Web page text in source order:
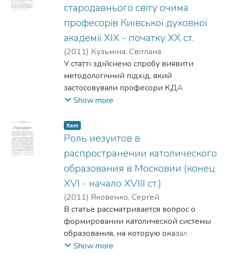
стародавнього світу очима
професорів Київської духовної
академії XIX - початку XX ст.
(2011) Кузьміна, Світлана
У статті здійснено спробу виявити
методологічний підхід, який
застосовували професори КДА
Сильвестр Гогоцький, Памфіл Юркевич,
Маккавейський, досліджуючи
педагогічні ідеали культур давнього
формування педагогічних ідеалів вони
вбачали у ментальній «життєвій
настанові», увиразненій у певному типі
релігійності, а норми виховання у
давніх культурах оцінювали з точки
зору християнства.
Show more
Item
Роль иезуитов в
распространении католического
образования в Московии (конец
XVI - начало XVIII ст.)
(2011) Яковенко, Сергей
В статье рассматривается вопрос о
формировании католической системы
образования, на которую оказал
серьезное воздействие
Show more